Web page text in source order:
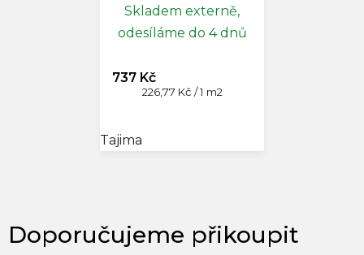
Skladem externě,
odesíláme do 4 dnů
737 Kč
Měrná
226,77 Kč / 1 m2
Tajima